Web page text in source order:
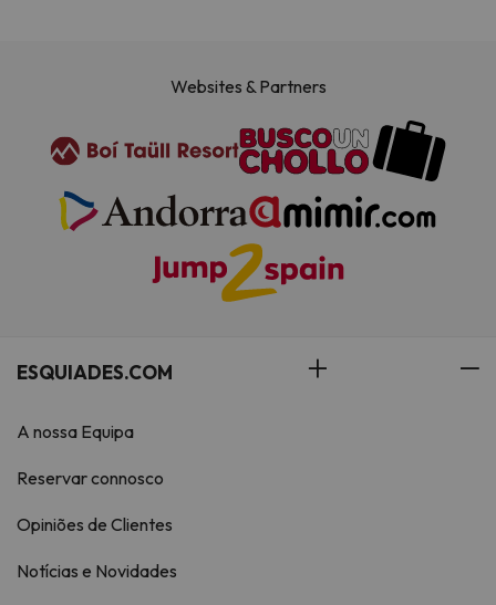
Websites & Partners
ESQUIADES.COM
A nossa Equipa
Reservar connosco
Opiniões de Clientes
Notícias e Novidades